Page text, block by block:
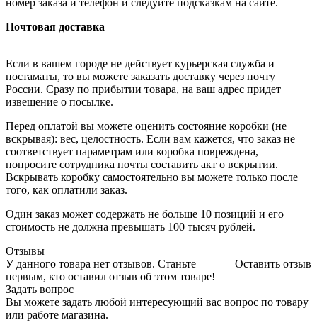
номер заказа и телефон и следуйте подсказкам на сайте.
Почтовая доставка
Если в вашем городе не действует курьерская служба и
постаматы, то вы можете заказать доставку через почту
России. Сразу по прибытии товара, на ваш адрес придет
извещение о посылке.
Перед оплатой вы можете оценить состояние коробки (не
вскрывая): вес, целостность. Если вам кажется, что заказ не
соответствует параметрам или коробка повреждена,
попросите сотрудника почты составить акт о вскрытии.
Вскрывать коробку самостоятельно вы можете только после
того, как оплатили заказ.
Один заказ может содержать не больше 10 позиций и его
стоимость не должна превышать 100 тысяч рублей.
Отзывы
Оставить отзыв
У данного товара нет отзывов. Станьте
первым, кто оставил отзыв об этом товаре!
Задать вопрос
Вы можете задать любой интересующий вас вопрос по товару
или работе магазина.